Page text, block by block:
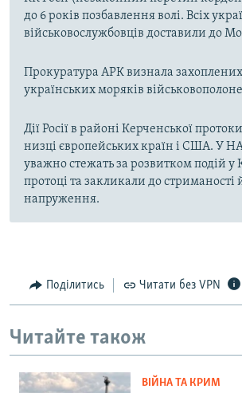
до 6 років позбавлення волі. Всіх
військовослужбовців доставили до
Прокуратура АРК визнала захоплених
українських моряків
Дії Росії в районі Керченської
низці європейських країн і США. У
уважно стежать за розвитком подій у
протоці та закликали до стриманості
напруження.
Поділитись Читати без VPN
Читайте також
ВІЙНА ТА КРИМ